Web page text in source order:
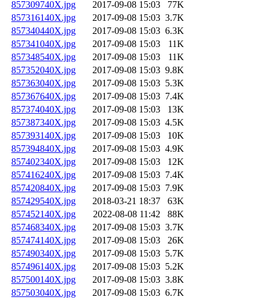
857309740X.jpg 2017-09-08 15:03
77K
857316140X.jpg
2017-09-08 15:03 3.7K
857340440X.jpg
2017-09-08 15:03 6.3K
857341040X.jpg
2017-09-08 15:03
11K
857348540X.jpg
2017-09-08 15:03
11K
857352040X.jpg
2017-09-08 15:03 9.8K
857363040X.jpg
2017-09-08 15:03 5.3K
857367640X.jpg
2017-09-08 15:03 7.4K
857374040X.jpg
2017-09-08 15:03
13K
857387340X.jpg
2017-09-08 15:03 4.5K
857393140X.jpg
2017-09-08 15:03
10K
857394840X.jpg
2017-09-08 15:03 4.9K
857402340X.jpg
2017-09-08 15:03
12K
857416240X.jpg
2017-09-08 15:03 7.4K
857420840X.jpg
2017-09-08 15:03 7.9K
857429540X.jpg
2018-03-21 18:37
63K
857452140X.jpg
2022-08-08 11:42
88K
857468340X.jpg
2017-09-08 15:03 3.7K
857474140X.jpg
2017-09-08 15:03
26K
857490340X.jpg
2017-09-08 15:03 5.7K
857496140X.jpg
2017-09-08 15:03 5.2K
857500140X.jpg
2017-09-08 15:03 3.8K
857503040X.jpg
2017-09-08 15:03 6.7K